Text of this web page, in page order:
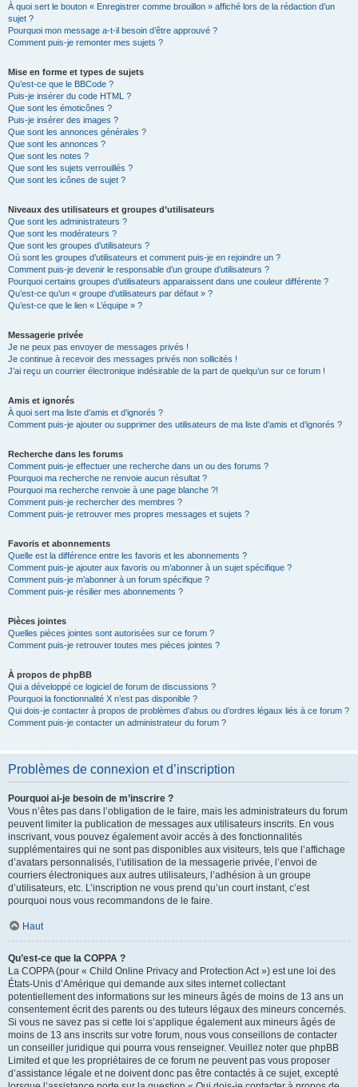
À quoi sert le bouton « Enregistrer comme brouillon » affiché lors de la rédaction d’un
sujet ?
Pourquoi mon message a-t-il besoin d’être approuvé ?
Comment puis-je remonter mes sujets ?
Mise en forme et types de sujets
Qu’est-ce que le BBCode ?
Puis-je insérer du code HTML ?
Que sont les émoticônes ?
Puis-je insérer des images ?
Que sont les annonces générales ?
Que sont les annonces ?
Que sont les notes ?
Que sont les sujets verrouillés ?
Que sont les icônes de sujet ?
Niveaux des utilisateurs et groupes d’utilisateurs
Que sont les administrateurs ?
Que sont les modérateurs ?
Que sont les groupes d’utilisateurs ?
Où sont les groupes d’utilisateurs et comment puis-je en rejoindre un ?
Comment puis-je devenir le responsable d’un groupe d’utilisateurs ?
Pourquoi certains groupes d’utilisateurs apparaissent dans une couleur différente ?
Qu’est-ce qu’un « groupe d’utilisateurs par défaut » ?
Qu’est-ce que le lien « L’équipe » ?
Messagerie privée
Je ne peux pas envoyer de messages privés !
Je continue à recevoir des messages privés non sollicités !
J’ai reçu un courrier électronique indésirable de la part de quelqu’un sur ce forum !
Amis et ignorés
À quoi sert ma liste d’amis et d’ignorés ?
Comment puis-je ajouter ou supprimer des utilisateurs de ma liste d’amis et d’ignorés ?
Recherche dans les forums
Comment puis-je effectuer une recherche dans un ou des forums ?
Pourquoi ma recherche ne renvoie aucun résultat ?
Pourquoi ma recherche renvoie à une page blanche ?!
Comment puis-je rechercher des membres ?
Comment puis-je retrouver mes propres messages et sujets ?
Favoris et abonnements
Quelle est la différence entre les favoris et les abonnements ?
Comment puis-je ajouter aux favoris ou m’abonner à un sujet spécifique ?
Comment puis-je m’abonner à un forum spécifique ?
Comment puis-je résilier mes abonnements ?
Pièces jointes
Quelles pièces jointes sont autorisées sur ce forum ?
Comment puis-je retrouver toutes mes pièces jointes ?
À propos de phpBB
Qui a développé ce logiciel de forum de discussions ?
Pourquoi la fonctionnalité X n’est pas disponible ?
Qui dois-je contacter à propos de problèmes d’abus ou d’ordres légaux liés à ce forum ?
Comment puis-je contacter un administrateur du forum ?
Problèmes de connexion et d’inscription
Pourquoi ai-je besoin de m’inscrire ?
Vous n’êtes pas dans l’obligation de le faire, mais les administrateurs du forum
peuvent limiter la publication de messages aux utilisateurs inscrits. En vous
inscrivant, vous pouvez également avoir accès à des fonctionnalités
supplémentaires qui ne sont pas disponibles aux visiteurs, tels que l’affichage
d’avatars personnalisés, l’utilisation de la messagerie privée, l’envoi de
courriers électroniques aux autres utilisateurs, l’adhésion à un groupe
d’utilisateurs, etc. L’inscription ne vous prend qu’un court instant, c’est
pourquoi nous vous recommandons de le faire.
Haut
Qu’est-ce que la COPPA ?
La COPPA (pour « Child Online Privacy and Protection Act ») est une loi des
États-Unis d’Amérique qui demande aux sites internet collectant
potentiellement des informations sur les mineurs âgés de moins de 13 ans un
consentement écrit des parents ou des tuteurs légaux des mineurs concernés.
Si vous ne savez pas si cette loi s’applique également aux mineurs âgés de
moins de 13 ans inscrits sur votre forum, nous vous conseillons de contacter
un conseiller juridique qui pourra vous renseigner. Veuillez noter que phpBB
Limited et que les propriétaires de ce forum ne peuvent pas vous proposer
d’assistance légale et ne doivent donc pas être contactés à ce sujet, excepté